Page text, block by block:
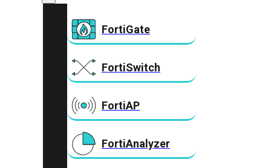
FortiGate
FortiSwitch
FortiAP
FortiAnalyzer